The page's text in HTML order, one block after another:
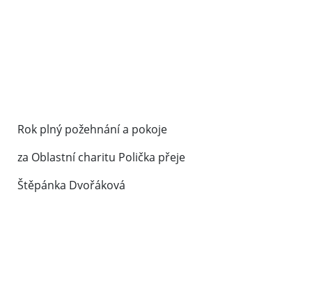
Rok plný požehnání a pokoje
za Oblastní charitu Polička přeje
Štěpánka Dvořáková